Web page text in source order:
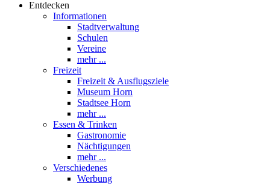
Entdecken
Informationen
Stadtverwaltung
Schulen
Vereine
mehr ...
Freizeit
Freizeit & Ausflugsziele
Museum Horn
Stadtsee Horn
mehr ...
Essen & Trinken
Gastronomie
Nächtigungen
mehr ...
Verschiedenes
Werbung